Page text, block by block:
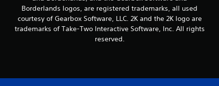
s
u
Borderlands logos, are registered trademarks, all used
courtesy of Gearbox Software, LLC. 2K and the 2K logo are
trademarks of Take-Two Interactive Software, Inc. All rights
reserved.